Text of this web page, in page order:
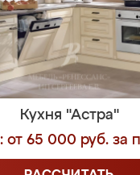
Кухня "Астра"
от 65 000 руб. за